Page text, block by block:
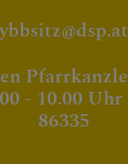
ybbsitz@dsp.at
- 10.00
86335